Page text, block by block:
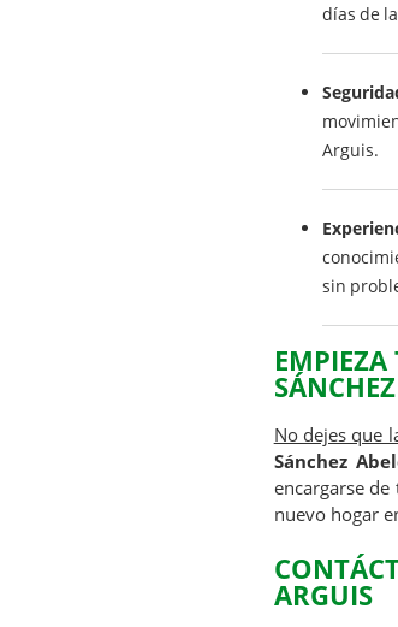
días de
Arguis.
sin
No dejes que
Sánchez
encargarse
nuevo hogar
ARGUIS